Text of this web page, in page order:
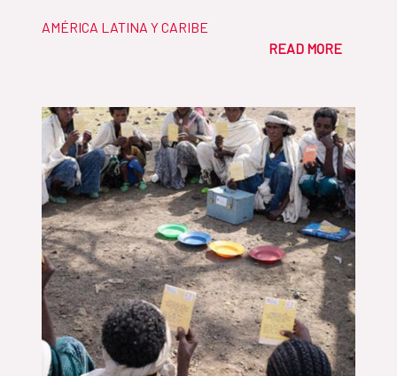
AMÉRICA LATINA Y CARIBE
READ MORE